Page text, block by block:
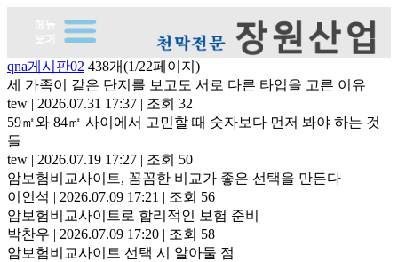
qna게시판02 438개(1/22페이지)
세 가족이 같은 단지를 보고도 서로 다른 타입을 고른 이유
tew | 2026.07.31 17:37 | 조회 32
59㎡와 84㎡ 사이에서 고민할 때 숫자보다 먼저 봐야 하는 것
들
tew | 2026.07.19 17:27 | 조회 50
암보험비교사이트, 꼼꼼한 비교가 좋은 선택을 만든다
이인석 | 2026.07.09 17:21 | 조회 56
암보험비교사이트로 합리적인 보험 준비
박찬우 | 2026.07.09 17:20 | 조회 58
암보험비교사이트 선택 시 알아둘 점